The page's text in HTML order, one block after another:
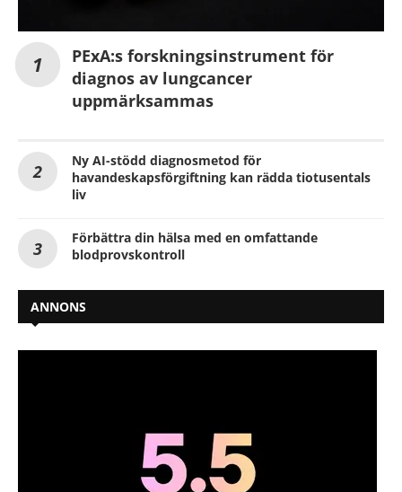
PExA:s forskningsinstrument för
diagnos av lungcancer
uppmärksammas
Ny AI-stödd diagnosmetod för
havandeskapsförgiftning kan rädda tiotusentals
liv
Förbättra din hälsa med en omfattande
blodprovskontroll
ANNONS